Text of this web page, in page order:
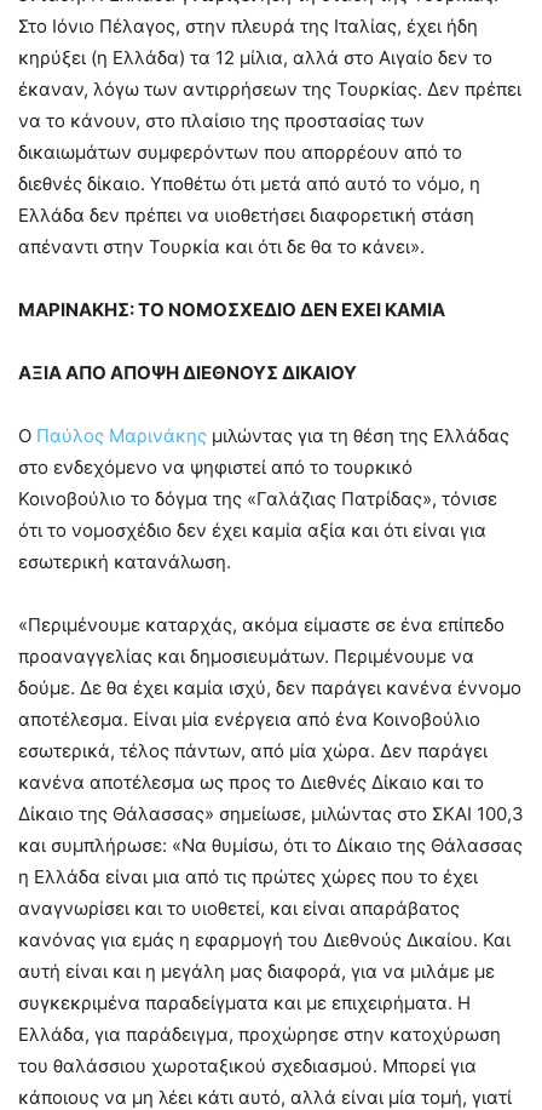
Στο Ιόνιο Πέλαγος, στην πλευρά της Ιταλίας, έχει ήδη
κηρύξει (η Ελλάδα) τα 12 μίλια, αλλά στο Αιγαίο δεν το
έκαναν, λόγω των αντιρρήσεων της Τουρκίας. Δεν πρέπει
να το κάνουν, στο πλαίσιο της προστασίας των
δικαιωμάτων συμφερόντων που απορρέουν από το
διεθνές δίκαιο. Υποθέτω ότι μετά από αυτό το νόμο, η
Ελλάδα δεν πρέπει να υιοθετήσει διαφορετική στάση
απέναντι στην Τουρκία και ότι δε θα το κάνει».
ΜΑΡΙΝΑΚΗΣ: ΤΟ ΝΟΜΟΣΧΕΔΙΟ ΔΕΝ ΕΧΕΙ ΚΑΜΙΑ
ΑΞΙΑ ΑΠΟ ΑΠΟΨΗ ΔΙΕΘΝΟΥΣ ΔΙΚΑΙΟΥ
Ο Παύλος Μαρινάκης μιλώντας για τη θέση της Ελλάδας
στο ενδεχόμενο να ψηφιστεί από το τουρκικό
Κοινοβούλιο το δόγμα της «Γαλάζιας Πατρίδας», τόνισε
ότι το νομοσχέδιο δεν έχει καμία αξία και ότι είναι για
εσωτερική κατανάλωση.
«Περιμένουμε καταρχάς, ακόμα είμαστε σε ένα επίπεδο
προαναγγελίας και δημοσιευμάτων. Περιμένουμε να
δούμε. Δε θα έχει καμία ισχύ, δεν παράγει κανένα έννομο
αποτέλεσμα. Είναι μία ενέργεια από ένα Κοινοβούλιο
εσωτερικά, τέλος πάντων, από μία χώρα. Δεν παράγει
κανένα αποτέλεσμα ως προς το Διεθνές Δίκαιο και το
Δίκαιο της Θάλασσας» σημείωσε, μιλώντας στο ΣΚΑΙ 100,3
και συμπλήρωσε: «Να θυμίσω, ότι το Δίκαιο της Θάλασσας
η Ελλάδα είναι μια από τις πρώτες χώρες που το έχει
αναγνωρίσει και το υιοθετεί, και είναι απαράβατος
κανόνας για εμάς η εφαρμογή του Διεθνούς Δικαίου. Και
αυτή είναι και η μεγάλη μας διαφορά, για να μιλάμε με
συγκεκριμένα παραδείγματα και με επιχειρήματα. Η
Ελλάδα, για παράδειγμα, προχώρησε στην κατοχύρωση
του θαλάσσιου χωροταξικού σχεδιασμού. Μπορεί για
κάποιους να μη λέει κάτι αυτό, αλλά είναι μία τομή, γιατί